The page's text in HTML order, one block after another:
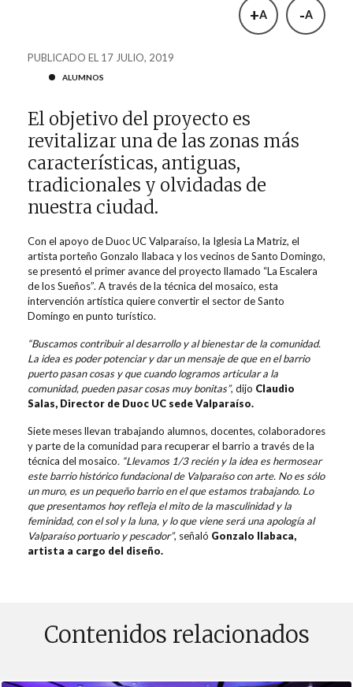
+A -A
PUBLICADO EL 17 JULIO, 2019
ALUMNOS
El objetivo del proyecto es
revitalizar una de las zonas más
características, antiguas,
tradicionales y olvidadas de
nuestra ciudad.
Con el apoyo de Duoc UC Valparaíso, la Iglesia La Matriz, el
artista porteño Gonzalo Ilabaca y los vecinos de Santo Domingo,
se presentó el primer avance del proyecto llamado “La Escalera
de los Sueños”. A través de la técnica del mosaico, esta
intervención artística quiere convertir el sector de Santo
Domingo en punto turístico.
“Buscamos contribuir al desarrollo y al bienestar de la comunidad.
La idea es poder potenciar y dar un mensaje de que en el barrio
puerto pasan cosas y que cuando logramos articular a la
comunidad, pueden pasar cosas muy bonitas”, dijo Claudio
Salas, Director de Duoc UC sede Valparaíso.
Siete meses llevan trabajando alumnos, docentes, colaboradores
y parte de la comunidad para recuperar el barrio a través de la
técnica del mosaico. “Llevamos 1/3 recién y la idea es hermosear
este barrio histórico fundacional de Valparaíso con arte. No es sólo
un muro, es un pequeño barrio en el que estamos trabajando. Lo
que presentamos hoy refleja el mito de la masculinidad y la
feminidad, con el sol y la luna, y lo que viene será una apología al
Valparaíso portuario y pescador”, señaló Gonzalo Ilabaca,
artista a cargo del diseño.
Contenidos relacionados